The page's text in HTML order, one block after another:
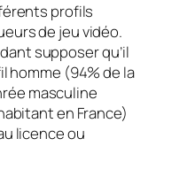
profils
de jeu vidéo.
supposer qu’il
homme (94% de la
masculine
en France)
licence ou